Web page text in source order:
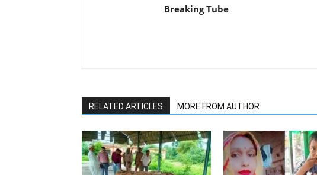
Breaking Tube
RELATED ARTICLES MORE FROM AUTHOR